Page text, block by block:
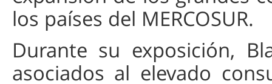
los países del MERCOSUR.
Durante su exposición,
asociados al elevado